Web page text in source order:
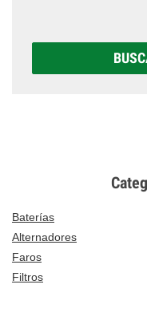
Baterías
Alternadores
Faros
Filtros